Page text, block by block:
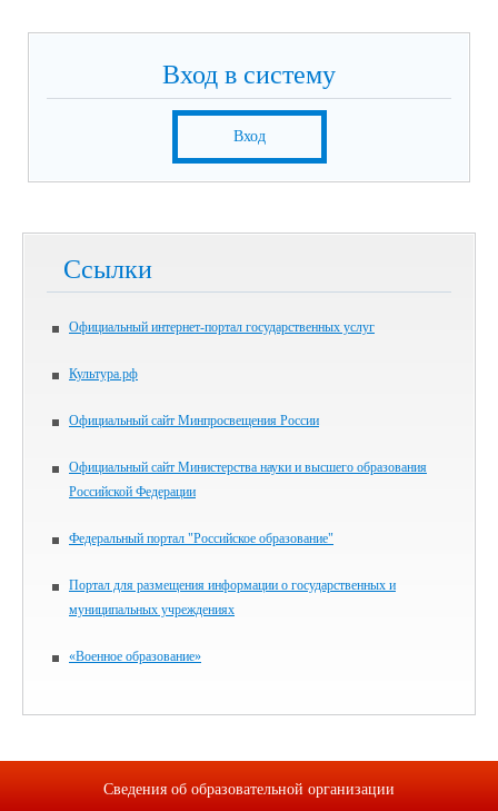
Вход в систему
Вход
Ссылки
Официальный интернет-портал государственных услуг
Культура.рф
Официальный сайт Минпросвещения России
Официальный сайт Министерства науки и высшего образования
Российской Федерации
Федеральный портал "Российское образование"
Портал для размещения информации о государственных и
муниципальных учреждениях
«Военное образование»
Сведения об образовательной организации